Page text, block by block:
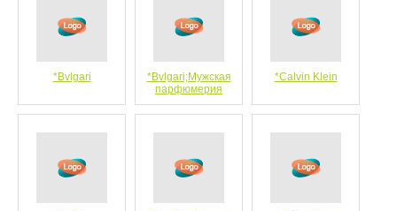
*Bvlgari
*Bvlgari;Мужская
парфюмерия
*Calvin Klein